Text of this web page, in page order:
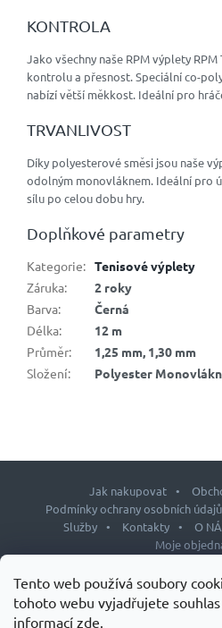
Tento web používá soubory
tohoto webu vyjadřujete
informací zde.
KONTROLA
Jako všechny naše RPM výplety
kontrolu a přesnost. Speciální co-
nabízí větší měkkost. Ideální pro
TRVANLIVOST
Díky polyesterové směsi jsou naše
odolným monovláknem. Ideální pro
sílu po celou dobu hry.
Doplňkové parametry
Kategorie: Tenisové výplety
Záruka:
2 roky
Barva:
Černá
Délka:
12 m
Průměr:
1,25 mm, 1,30 mm
Složení: Polyester
Jak nakupovat
Podmínky ochrany osobních údajů
Služby
Kontakty O
Moje